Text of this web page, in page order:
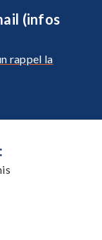
(infos
rappel la